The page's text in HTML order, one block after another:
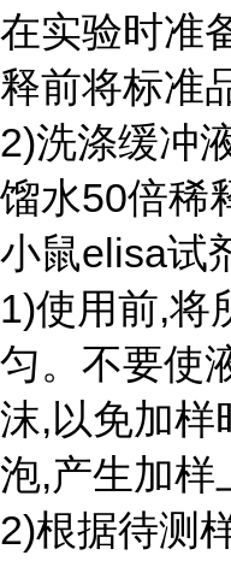
在实验时准
释前将标准
2)洗涤缓冲
馏水50倍稀
小鼠elisa试
1)使用前,将
匀。不要使
沫,以免加样
泡,产生加样
2)根据待测